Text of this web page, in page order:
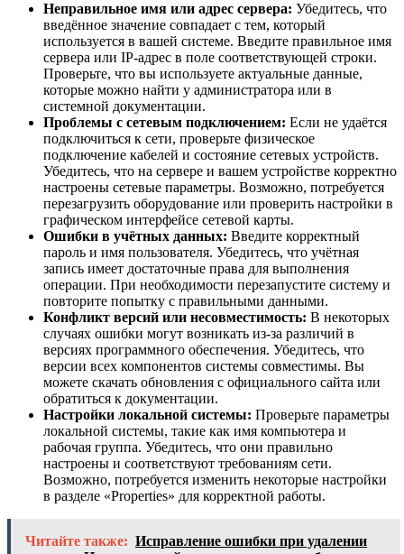
Неправильное имя или адрес сервера: Убедитесь, что
введённое значение совпадает с тем, который
используется в вашей системе. Введите правильное имя
сервера или IP-адрес в поле соответствующей строки.
Проверьте, что вы используете актуальные данные,
которые можно найти у администратора или в
системной документации.
Проблемы с сетевым подключением: Если не удаётся
подключиться к сети, проверьте физическое
подключение кабелей и состояние сетевых устройств.
Убедитесь, что на сервере и вашем устройстве корректно
настроены сетевые параметры. Возможно, потребуется
перезагрузить оборудование или проверить настройки в
графическом интерфейсе сетевой карты.
Ошибки в учётных данных: Введите корректный
пароль и имя пользователя. Убедитесь, что учётная
запись имеет достаточные права для выполнения
операции. При необходимости перезапустите систему и
повторите попытку с правильными данными.
Конфликт версий или несовместимость: В некоторых
случаях ошибки могут возникать из-за различий в
версиях программного обеспечения. Убедитесь, что
версии всех компонентов системы совместимы. Вы
можете скачать обновления с официального сайта или
обратиться к документации.
Настройки локальной системы: Проверьте параметры
локальной системы, такие как имя компьютера и
рабочая группа. Убедитесь, что они правильно
настроены и соответствуют требованиям сети.
Возможно, потребуется изменить некоторые настройки
в разделе «Properties» для корректной работы.
Читайте также: Исправление ошибки при удалении